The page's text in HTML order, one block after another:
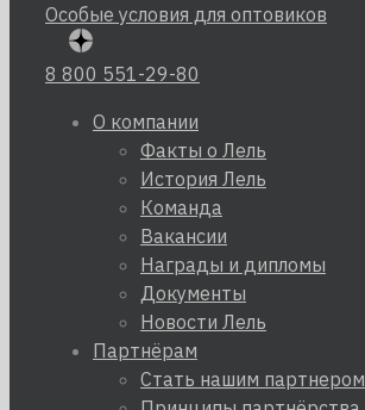
Особые условия для оптовиков
8 800 551-29-80
О компании
Факты о Лель
История Лель
Команда
Вакансии
Награды и дипломы
Документы
Новости Лель
Партнёрам
Стать нашим партнером